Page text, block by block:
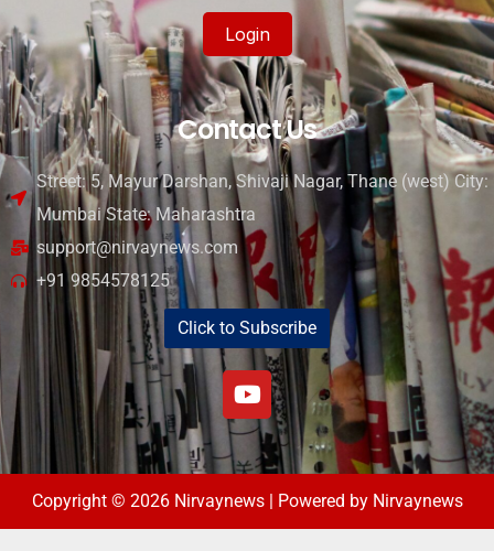
Login
Contact Us
Street: 5, Mayur Darshan, Shivaji Nagar, Thane (west) City:
Mumbai State: Maharashtra
support@nirvaynews.com
+91 9854578125
Click to Subscribe
Copyright © 2026 Nirvaynews | Powered by Nirvaynews